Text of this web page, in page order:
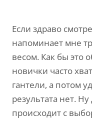
Если здраво
напоминает мне
весом. Как бы это
новички часто
гантели, а потом
результата нет.
происходит с